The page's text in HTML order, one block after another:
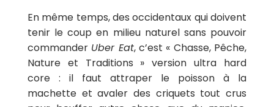
En même temps, des occidentaux qui doivent
tenir le coup en milieu naturel sans pouvoir
commander Uber Eat, c’est « Chasse, Pêche,
Nature et Traditions » version ultra hard
core : il faut attraper le poisson à la
machette et avaler des criquets tout crus